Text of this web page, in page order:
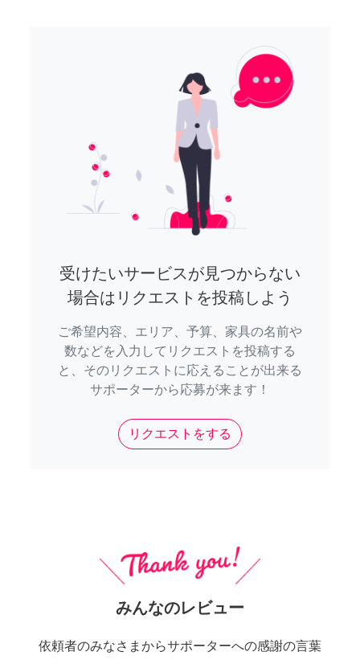
受けたいサービスが見つからない
場合はリクエストを投稿しよう
ご希望内容、エリア、予算、家具の名前や
数などを入力してリクエストを投稿する
と、そのリクエストに応えることが出来る
サポーターから応募が来ます！
リクエストをする
みんなのレビュー
依頼者のみなさまからサポーターへの感謝の言葉